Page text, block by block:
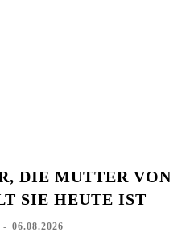
DIE MUTTER VON
SIE HEUTE IST
- 06.08.2026